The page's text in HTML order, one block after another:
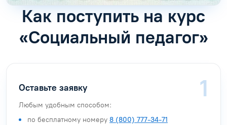
Как поступить на курс
«Социальный педагог»
Оставьте заявку
Любым удобным способом:
по бесплатному номеру 8 (800) 777-34-71